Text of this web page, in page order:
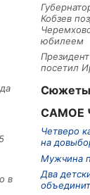
в
Кобзев
юбилеем
посетил
Сюжеты
САМОЕ
Четверо
на
Мужчина
Два